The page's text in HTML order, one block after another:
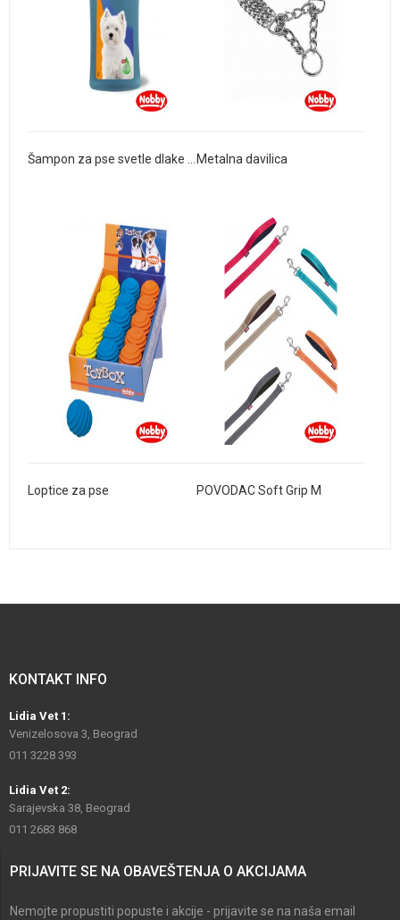
Šampon za pse svetle dlake Light Fur Metalna davilica
Loptice za pse POVODAC Soft Grip M
KONTAKT INFO
Lidia Vet 1:
Venizelosova 3, Beograd
011 3228 393
Lidia Vet 2:
Sarajevska 38, Beograd
011 2683 868
PRIJAVITE SE NA OBAVEŠTENJA O AKCIJAMA
Nemojte propustiti popuste i akcije - prijavite se na naša email